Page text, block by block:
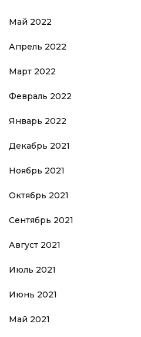
Май 2022
Апрель 2022
Март 2022
Февраль 2022
Январь 2022
Декабрь 2021
Ноябрь 2021
Октябрь 2021
Сентябрь 2021
Август 2021
Июль 2021
Июнь 2021
Май 2021